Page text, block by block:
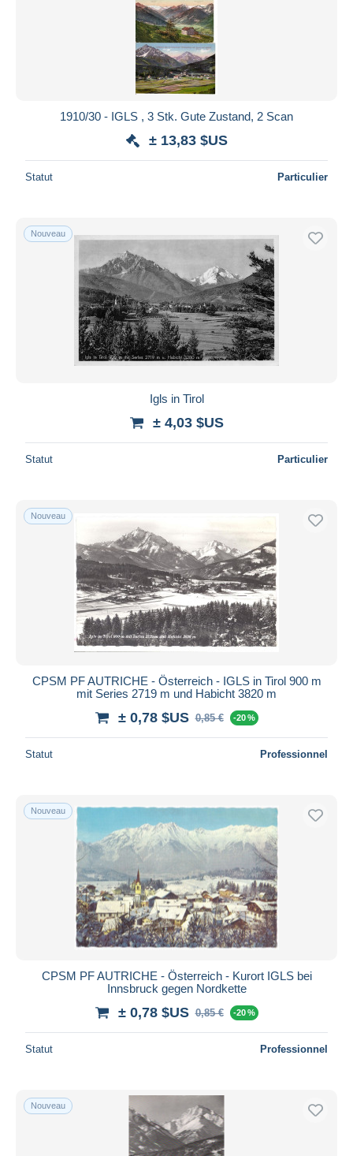
1910/30 - IGLS , 3 Stk. Gute Zustand, 2 Scan
± 13,83 $US
Statut Particulier
Nouveau
Igls in Tirol
± 4,03 $US
Statut Particulier
Nouveau
CPSM PF AUTRICHE - Österreich - IGLS in Tirol 900 m
mit Series 2719 m und Habicht 3820 m
± 0,78 $US 0,85 € -20 %
Statut Professionnel
Nouveau
CPSM PF AUTRICHE - Österreich - Kurort IGLS bei
Innsbruck gegen Nordkette
± 0,78 $US 0,85 € -20 %
Statut Professionnel
Nouveau